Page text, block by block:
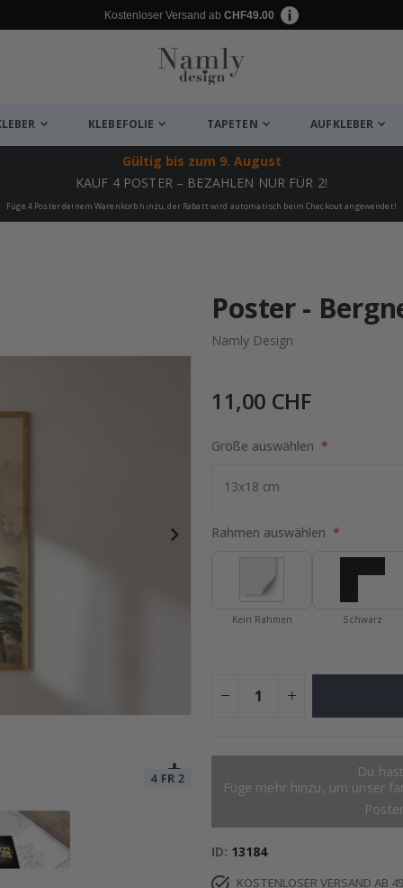
Kostenloser Versand ab CHF49.00
KLEBEFOLIE TAPETEN AUFKLEBER
Gültig bis zum 9. August
KAUF 4 POSTER – BEZAHLEN NUR FÜR 2!
Füge 4 Poster deinem Warenkorb hinzu, der Rabatt wird automatisch beim Checkout angewendet!
in-einem Montageset
Poster -
Namly Design
11,00 CHF
Größe auswählen
Rahmen auswählen
Kein Rahmen Schwarz
Du
Füge mehr hinzu, um unser
ID 13184
KOSTENLOSER VERSAND AB